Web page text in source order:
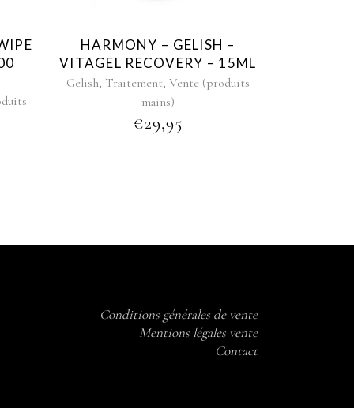
HARMONY – GELISH –
VITAGEL RECOVERY – 15ML
Gelish, Traitement, Vente (produits
mains)
€29,95
Conditions générales de vente
Mentions légales vente
Contact